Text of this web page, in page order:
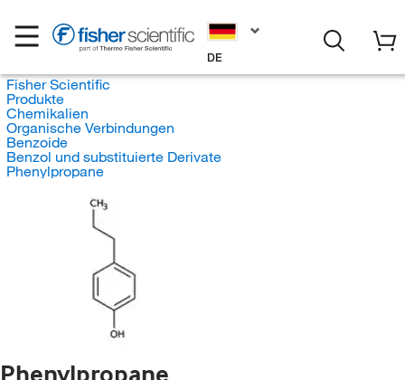
DE
Fisher Scientific
Produkte
Chemikalien
Organische Verbindungen
Benzoide
Benzol und substituierte Derivate
Phenylpropane
Phenylpropane